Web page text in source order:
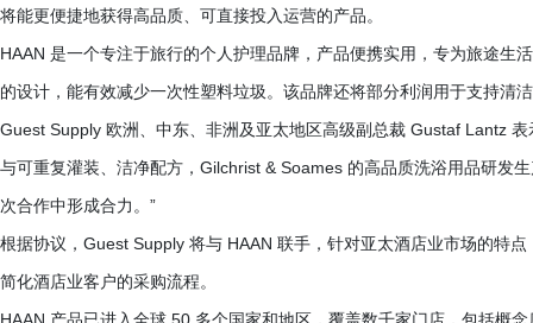
将能更便捷地获得高品质、可直接投入运营的产品。
HAAN 是一个专注于旅行的个人护理品牌，产品便携实用，专为旅途生
的设计，能有效减少一次性塑料垃圾。该品牌还将部分利润用于支持清
Guest Supply 欧洲、中东、非洲及亚太地区高级副总裁 Gustaf Lantz
与可重复灌装、洁净配方，Gilchrist & Soames 的高品质洗浴用品研发
次合作中形成合力。”
根据协议，Guest Supply 将与 HAAN 联手，针对亚太酒店业市场的特
简化酒店业客户的采购流程。